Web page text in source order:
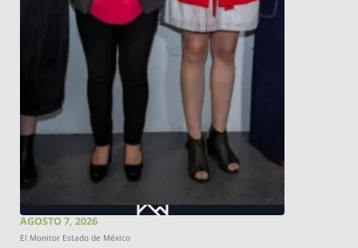
AGOSTO 7, 2026
El Monitor Estado de México